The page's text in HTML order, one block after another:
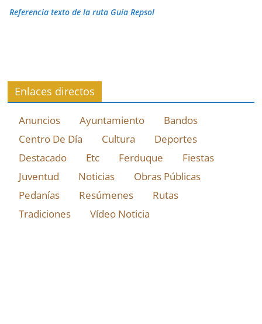
Referencia texto de la ruta Guía Repsol
Enlaces directos
Anuncios Ayuntamiento
Bandos
Centro De Día
Cultura
Deportes
Destacado
Etc Ferduque
Fiestas
Juventud
Noticias
Obras Públicas
Pedanías
Resúmenes
Rutas
Tradiciones
Vídeo Noticia